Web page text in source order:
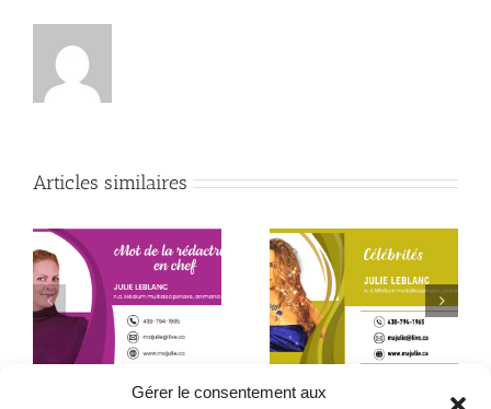
Gérer le consentement aux
Articles similaires
Début de la quatrième
année
Le père que mon âme
a choisi – 2ᵉ partie